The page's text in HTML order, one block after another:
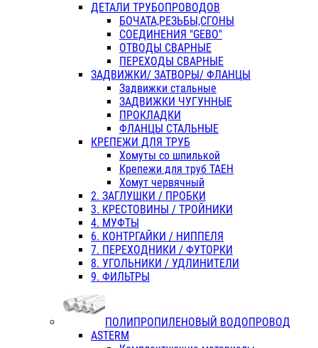
ДЕТАЛИ ТРУБОПРОВОДОВ
БОЧАТА,РЕЗЬБЫ,СГОНЫ
СОЕДИНЕНИЯ "GEBO"
ОТВОДЫ СВАРНЫЕ
ПЕРЕХОДЫ СВАРНЫЕ
ЗАДВИЖКИ/ ЗАТВОРЫ/ ФЛАНЦЫ
Задвижки стальные
ЗАДВИЖКИ ЧУГУННЫЕ
ПРОКЛАДКИ
ФЛАНЦЫ СТАЛЬНЫЕ
КРЕПЕЖИ ДЛЯ ТРУБ
Хомуты со шпилькой
Крепежи для труб ТАЕН
Хомут червячный
2. ЗАГЛУШКИ / ПРОБКИ
3. КРЕСТОВИНЫ / ТРОЙНИКИ
4. МУФТЫ
6. КОНТРГАЙКИ / НИППЕЛЯ
7. ПЕРЕХОДНИКИ / ФУТОРКИ
8. УГОЛЬНИКИ / УДЛИНИТЕЛИ
9. ФИЛЬТРЫ
ПОЛИПРОПИЛЕНОВЫЙ ВОДОПРОВОД
ASTERM